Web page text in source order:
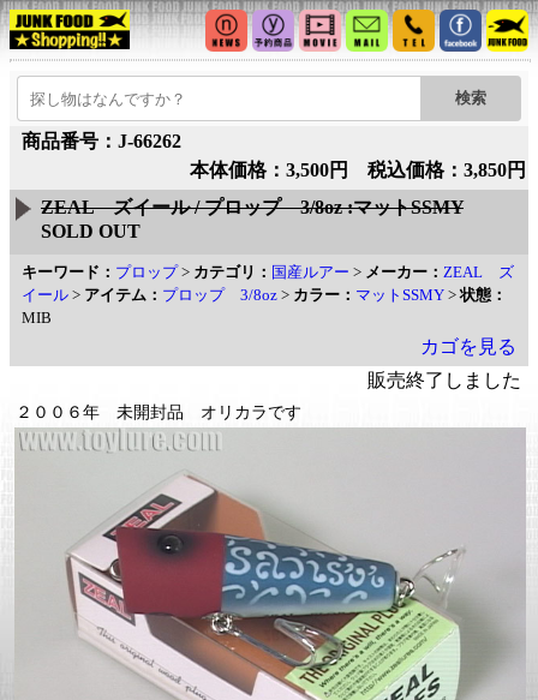
商品番号：J-66262
本体価格：3,500円 税込価格：3,850円
ZEAL ズイール / プロップ 3/8oz :マットSSMY
SOLD OUT
キーワード： プロップ> カテゴリ： 国産ルアー > メーカー： ZEAL ズ
イール > アイテム： プロップ 3/8oz > カラー： マットSSMY >状態：
MIB
カゴを見る
販売終了しました
２００６年 未開封品 オリカラです